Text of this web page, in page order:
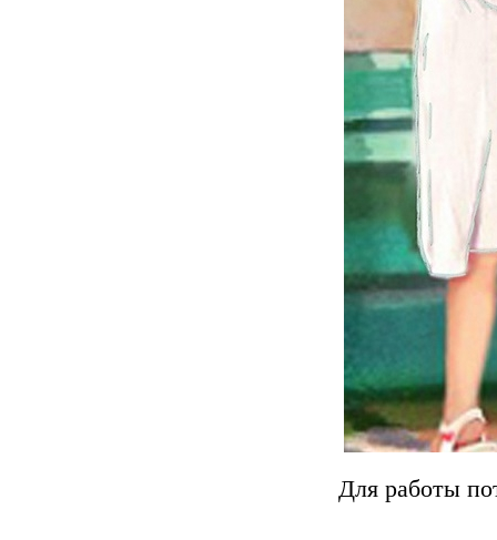
Для работы